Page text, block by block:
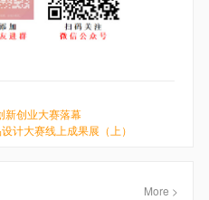
新创业大赛落幕
计大赛线上成果展（上）
More >